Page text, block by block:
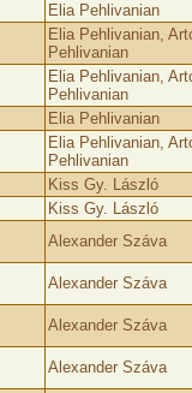
Elia Pehlivanian
Elia Pehlivanian,
Pehlivanian
Elia Pehlivanian,
Pehlivanian
Elia Pehlivanian
Elia Pehlivanian,
Pehlivanian
Kiss Gy. László
Kiss Gy. László
Alexander Száva
Alexander Száva
Alexander Száva
Alexander Száva